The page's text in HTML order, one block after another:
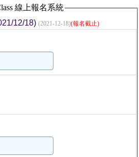
線上報名系統
12/18) (2021-12-18)(報名截止)